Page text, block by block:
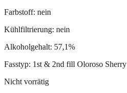
Farbstoff: nein
Kühlfiltrierung: nein
Alkoholgehalt: 57,1%
Fasstyp: 1st & 2nd fill Oloroso Sherry
Nicht vorrätig